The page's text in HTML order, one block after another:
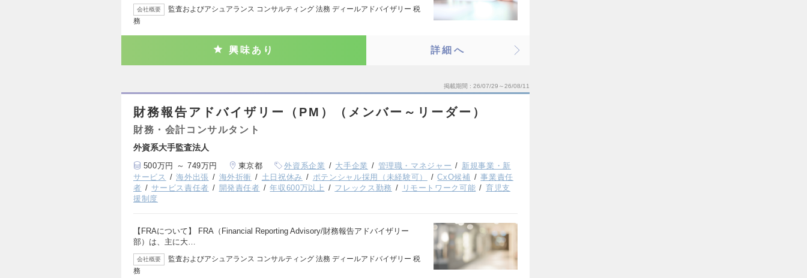
会社概要
監査およびアシュアランス コンサルティング 法務 ディールアドバイザリー 税
務
興味あり 詳細へ
掲載期間 26/07/29～26/08/11
財務報告アドバイザリー（PM）（メンバー～リーダー）
財務・会計コンサルタント
外資系大手監査法人
500万円 ～ 749万円 東京都 外資系企業 大手企業 管理職・マネジャー
新規事業・新
サービス
海外出張 海外折衝 土日祝休み ポテンシャル採用（未経験可） CxO候補
事業責任
者
サービス責任者 開発責任者 年収600万以上 フレックス勤務 リモートワーク可能
育児支
援制度
【FRAについて】 FRA（Financial Reporting Advisory/財務報告アドバイザリー
部）は、主に大…
会社概要
監査およびアシュアランス コンサルティング 法務 ディールアドバイザリー 税
務